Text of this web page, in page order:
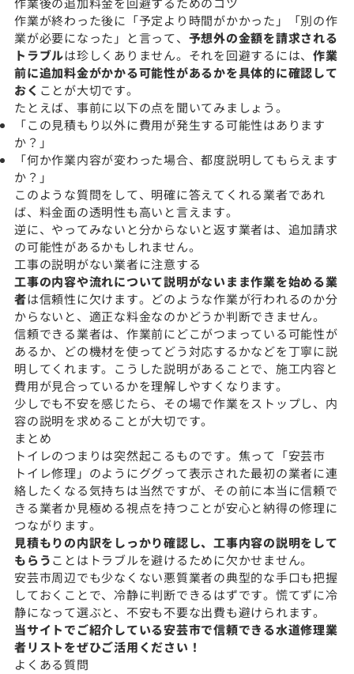
作業が終わった後に「予定より時間がかかった」「別の作
業が必要になった」と言って、 予想外の金額を請求される
トラブルは珍しくありません。それを回避するには、 作業
前に追加料金がかかる可能性があるかを具体的に確認して
おく ことが大切です。
たとえば、事前に以下の点を聞いてみましょう。
「この見積もり以外に費用が発生する可能性はあります
か？」
「何か作業内容が変わった場合、都度説明してもらえます
か？」
このような質問をして、明確に答えてくれる業者であれ
ば、料金面の透明性も高いと言えます。
逆に、やってみないと分からないと返す業者は、追加請求
の可能性があるかもしれません。
工事の説明がない業者に注意する
工事の内容や流れについて説明がないまま作業を始める業
者は信頼性に欠けます。どのような作業が行われるのか分
からないと、適正な料金なのかどうか判断できません。
信頼できる業者は、作業前にどこがつまっている可能性が
あるか、どの機材を使ってどう対応するかなどを丁寧に説
明してくれます。こうした説明があることで、施工内容と
費用が見合っているかを理解しやすくなります。
少しでも不安を感じたら、その場で作業をストップし、内
容の説明を求めることが大切です。
まとめ
トイレのつまりは突然起こるものです。焦って「安芸市
トイレ修理」のようにググって表示された最初の業者に連
絡したくなる気持ちは当然ですが、その前に本当に信頼で
きる業者か見極める視点を持つことが安心と納得の修理に
つながります。
見積もりの内訳をしっかり確認し、工事内容の説明をして
もらうことはトラブルを避けるために欠かせません。
安芸市周辺でも少なくない悪質業者の典型的な手口も把握
しておくことで、冷静に判断できるはずです。慌てずに冷
静になって選ぶと、不安も不要な出費も避けられます。
当サイトでご紹介している安芸市で信頼できる水道修理業
者リストをぜひご活用ください！
よくある質問